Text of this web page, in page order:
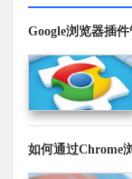
Google浏览器插
如何通过Chrome